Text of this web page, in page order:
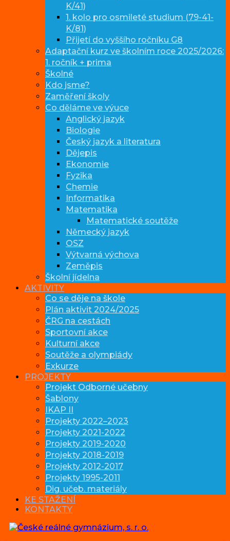
K/41)
1. kolo pro osmileté studium (79-41-
K/81)
Přijetí do vyššího ročníku G8
Adaptační kurz ve školním roce 2025/2026:
1. ročník + prima
Školné
Kdo jsme?
Zaměření školy
Co děláme ve výuce
Anglický jazyk
Biologie
Český jazyk a literatura
Dějepis
Ekonomie
Fyzika
Chemie
Informatika
Matematika
Matematické soutěže
Německý jazyk
OSZ
Výtvarná výchova
Zeměpis
Školní jídelna
AKTIVITY
Co se děje na škole
Plán aktivit 2024/2025
ČRG na cestách
Sportovní akce
Kulturní akce
Soutěže a olympiády
Exkurze
PROJEKTY
Projekt Odborné učebny
Šablony
IKAP II
Projekty 2022–2023
Projekty 2021-2022
Projekty 2019-2020
Projekty 2018-2019
Projekty 2012-2017
Projekty 1995-2011
Dig. učeb. materiály
KE STAŽENÍ
KONTAKTY